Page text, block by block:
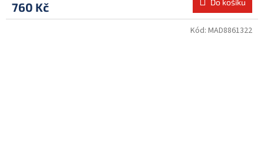
760 Kč Do košíku
Kód: MAD8861322